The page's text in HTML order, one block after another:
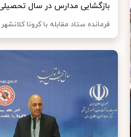
بازگشایی مدارس در سال
فرمانده ستاد مقابله با کرونا